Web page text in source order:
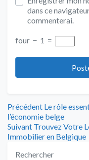
dans ce
commenterai.
four − 1 =
Navigation
de
l’article
Précédent Article
précédent
:
Le rôle
l’économie belge
Suivant Article
suivant
Trouvez Votre
Immobilier en Belgique
Rechercher